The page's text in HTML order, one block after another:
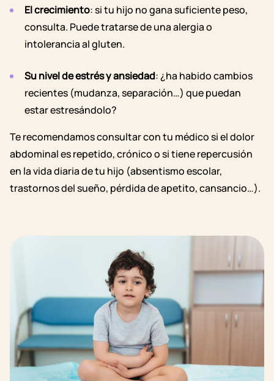
El crecimiento: si tu hijo no gana suficiente peso,
consulta. Puede tratarse de una alergia o
intolerancia al gluten.
Su nivel de estrés y ansiedad: ¿ha habido cambios
recientes (mudanza, separación…) que puedan
estar estresándolo?
Te recomendamos consultar con tu médico si el dolor
abdominal es repetido, crónico o si tiene repercusión
en la vida diaria de tu hijo (absentismo escolar,
trastornos del sueño, pérdida de apetito, cansancio…).